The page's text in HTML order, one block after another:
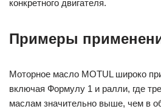
конкретного двигателя.
Примеры
Моторное масло MOTUL широко
включая Формулу 1 и ралли, где
маслам значительно выше, чем в